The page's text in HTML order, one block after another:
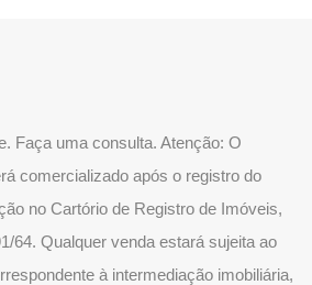
Faça uma consulta. Atenção: O
comercializado após o registro do
no Cartório de Registro de Imóveis,
64. Qualquer venda estará sujeita ao
à intermediação imobiliária,